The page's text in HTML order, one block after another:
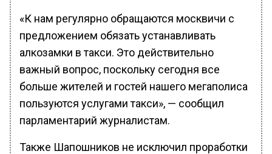
«К нам регулярно обращаются москвичи с
предложением обязать устанавливать
алкозамки в такси. Это действительно
важный вопрос, поскольку сегодня все
больше жителей и гостей нашего мегаполиса
пользуются услугами такси», — сообщил
парламентарий журналистам.
Также Шапошников не исключил проработки